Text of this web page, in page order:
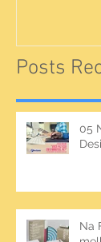
Posts
05
Na